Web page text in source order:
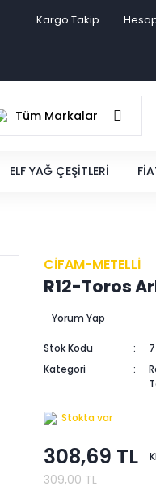
Kargo Takip
Tüm Markalar
ELF YAĞ ÇEŞITLERI
CİFAM-METELLİ
R12-Toros
Yorum Yap
Stok Kodu
Kategori
Stokta var
308,69 TL
309,00 TL